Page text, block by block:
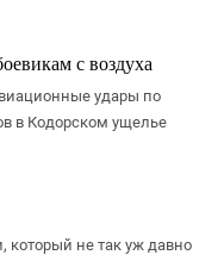
с воздуха
удары по
в Кодорском ущелье
который не так уж давно